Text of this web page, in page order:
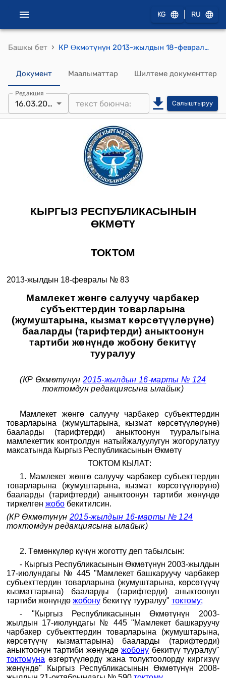
KG RU
Башкы бет › КР Ɵкмɵтүнүн 2013-жылдын 18-февралындагы № 83 "Табигый жана уруксат берилген монополиялардын субъекттеринин товарларына (жумуштарына, кызмат көрсөтүүлөрүнө) бааларды (тарифтерди) аныктоонун тартиби жөнүндө жобону бекитүү тууралуу" токтому
Документ Маалыматтар Шилтеме документтер
Редакция
16.03.2015 Салыштыруу